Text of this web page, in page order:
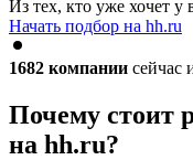
Из тех, кто уже хочет у
Начать подбор на hh.ru
1682 компании сейчас
Почему стоит
на hh.ru?